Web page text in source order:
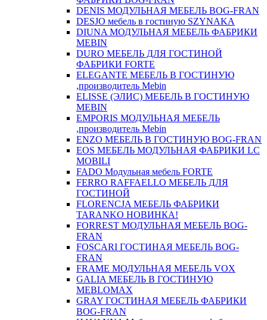
DENIS МОДУЛЬНАЯ МЕБЕЛЬ BOG-FRAN
DESJO мебель в гостиную SZYNAKA
DIUNA МОДУЛЬНАЯ МЕБЕЛЬ ФАБРИКИ
MEBIN
DURO МЕБЕЛЬ ДЛЯ ГОСТИНОЙ
ФАБРИКИ FORTE
ELEGANTE МЕБЕЛЬ В ГОСТИНУЮ
,производитель Mebin
ELISSE (ЭЛИС) МЕБЕЛЬ В ГОСТИНУЮ
MEBIN
EMPORIS МОДУЛЬНАЯ МЕБЕЛЬ
,производитель Mebin
ENZO МЕБЕЛЬ В ГОСТИНУЮ BOG-FRAN
EOS МЕБЕЛЬ МОДУЛЬНАЯ ФАБРИКИ LC
MOBILI
FADO Модульная мебель FORTE
FERRO RAFFAELLO МЕБЕЛЬ ДЛЯ
ГОСТИНОЙ
FLORENCJA МЕБЕЛЬ ФАБРИКИ
TARANKO НОВИНКА!
FORREST МОДУЛЬНАЯ МЕБЕЛЬ BOG-
FRAN
FOSCARI ГОСТИНАЯ МЕБЕЛЬ BOG-
FRAN
FRAME МОДУЛЬНАЯ МЕБЕЛЬ VOX
GALIA МЕБЕЛЬ В ГОСТИНУЮ
MEBLOMAX
GRAY ГОСТИНАЯ МЕБЕЛЬ ФАБРИКИ
BOG-FRAN